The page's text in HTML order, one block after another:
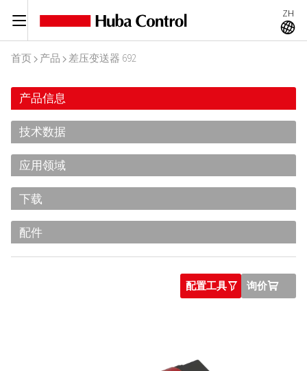
C ZH
A
首页 I 产品 I 差压变送器 692
产品信息
技术数据
应用领域
下载
配件
配置工具O 询价U